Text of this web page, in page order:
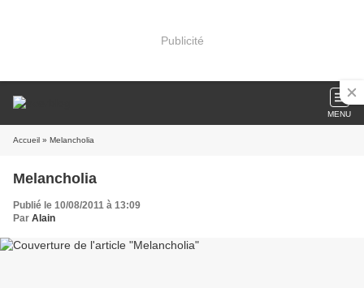
Publicité
MENU
Accueil » Melancholia
Melancholia
Publié le 10/08/2011 à 13:09
Par Alain